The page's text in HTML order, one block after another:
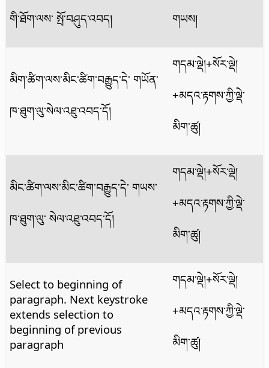
གི་ཐོག་ལས་ སྤོ་བཤུད་འབད། གཡས།
མིག་ཚིག་ལས་མིང་ཚིག་བརྒྱུད་དེ་ གཡོན་
ཁ་ཐུག་ལུ་སེལ་འཐུ་འབད་དོ།
གདམ་ལྡེ།+སོར་ལྡེ།
+མདའ་རྟགས་ཀྱི་ལྡེ་
མིག་ཚུ།
མིང་ཚིག་ལས་མིང་ཚིག་བརྒྱུད་དེ་ གཡས་
ཁ་ཐུག་ལུ་ སེལ་འཐུ་འབད་དོ།
གདམ་ལྡེ།+སོར་ལྡེ།
+མདའ་རྟགས་ཀྱི་ལྡེ་
མིག་ཚུ།
Select to beginning of
paragraph. Next keystroke
extends selection to
beginning of previous
paragraph
གདམ་ལྡེ།+སོར་ལྡེ།
+མདའ་རྟགས་ཀྱི་ལྡེ་
མིག་ཚུ།